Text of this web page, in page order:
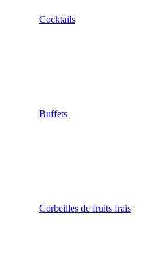
Cocktails
Buffets
Corbeilles de fruits frais